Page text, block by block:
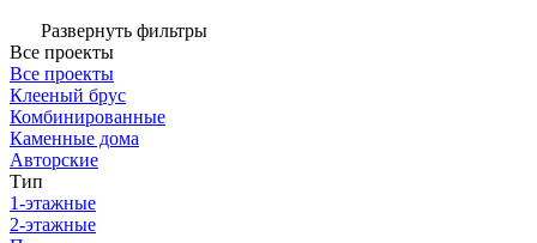
Развернуть фильтры
Все проекты
Все проекты
Клееный брус
Комбинированные
Каменные дома
Авторские
Тип
1-этажные
2-этажные